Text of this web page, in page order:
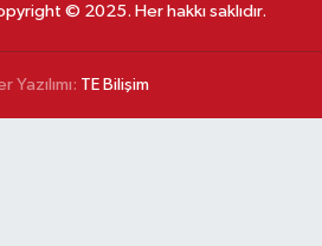
© 2025. Her hakkı saklıdır.
Yazılımı: TE Bilişim